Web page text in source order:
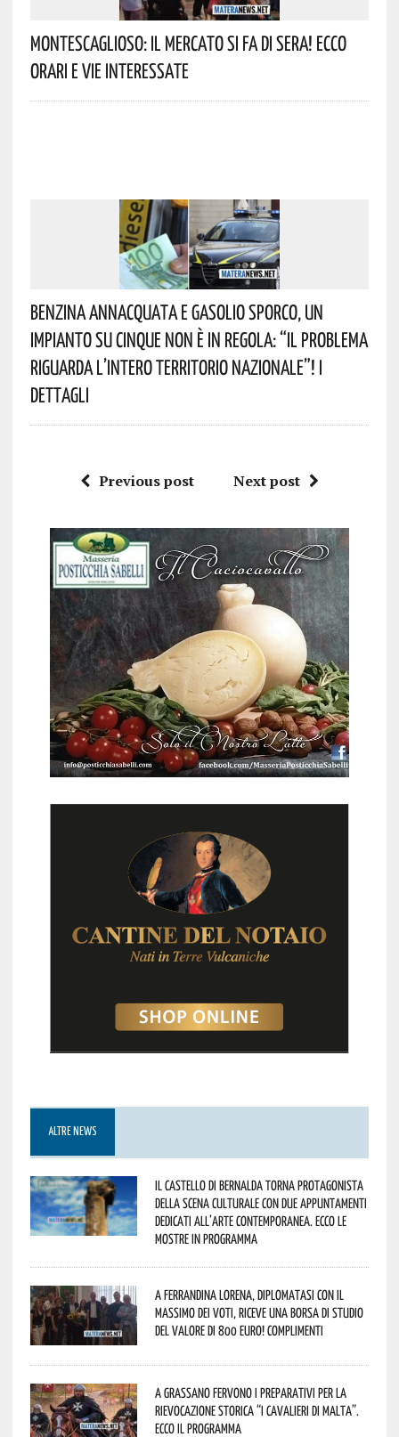
Montescaglioso: Il Mercato Si Fa Di Sera! Ecco
Orari E Vie Interessate
Benzina Annacquata E Gasolio Sporco, Un
Impianto Su Cinque Non È In Regola: “il Problema
Riguarda L’intero Territorio Nazionale”! I
Dettagli
Previous post Next post
ALTRE NEWS
Il Castello di Bernalda torna protagonista
della scena culturale con due appuntamenti
dedicati all’arte contemporanea. Ecco le
mostre in programma
A Ferrandina Lorena, diplomatasi con il
massimo dei voti, riceve una borsa di studio
del valore di 800 euro! Complimenti
A Grassano fervono i preparativi per la
Rievocazione Storica “I CAVALIERI DI MALTA”.
Ecco il programma